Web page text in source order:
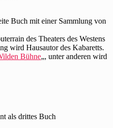
Buch mit einer Sammlung von
des Theaters des Westens
wird Hausautor des Kabaretts.
Bühne„, unter anderen wird
als drittes Buch